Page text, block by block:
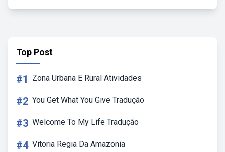
Top Post
#1 Zona Urbana E Rural Atividades
#2 You Get What You Give Tradução
#3 Welcome To My Life Tradução
#4 Vitoria Regia Da Amazonia